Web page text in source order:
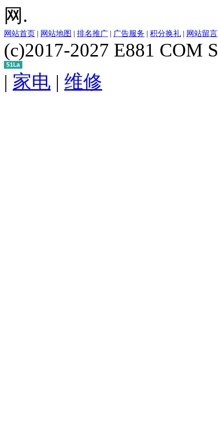
网.
网站首页 | 网站地图 | 排名推广 | 广告服务 | 积分换礼 | 网站留言
(c)2017-2027 E881 COM
51La
| 家电 | 维修